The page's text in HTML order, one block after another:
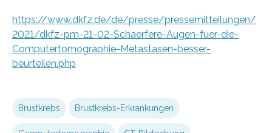
https://www.dkfz.de/de/presse/pressemitteilungen/
2021/dkfz-pm-21-02-Schaerfere-Augen-fuer-die-
Computertomographie-Metastasen-besser-
beurteilen.php
Brustkrebs Brustkrebs-Erkrankungen